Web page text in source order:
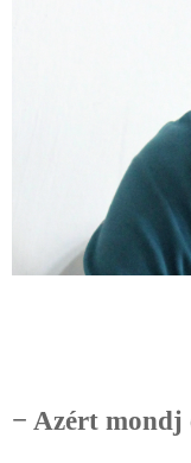
− Azért mondj